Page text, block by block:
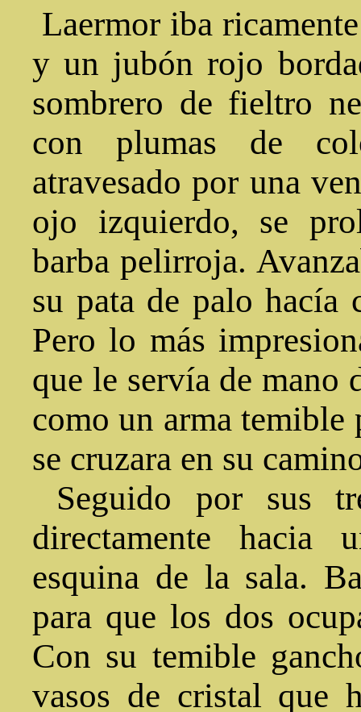
Laermor iba
y un jubón rojo
sombrero de fieltro
con plumas de
atravesado por una
ojo izquierdo, se
barba pelirroja.
su pata de palo hacía
Pero lo más
que le servía de mano
como un arma temible
se cruzara en su
Seguido por sus
directamente hacia
esquina de la sala.
para que los dos
Con su temible
vasos de cristal que